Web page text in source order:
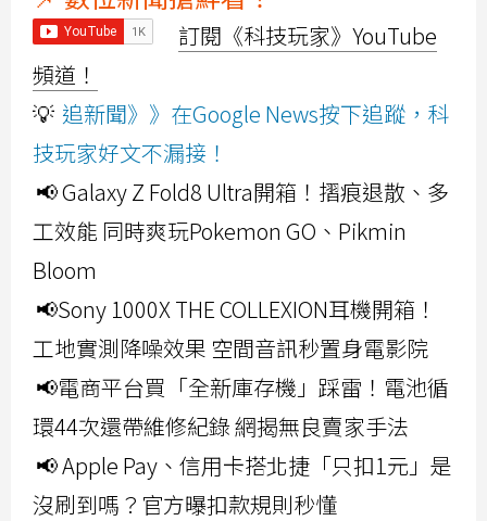
訂閱《科技玩家》YouTube
頻道！
💡 追新聞》》在Google News按下追蹤，科
技玩家好文不漏接！
📢 Galaxy Z Fold8 Ultra開箱！摺痕退散、多
工效能 同時爽玩Pokemon GO、Pikmin
Bloom
📢Sony 1000X THE COLLEXION耳機開箱！
工地實測降噪效果 空間音訊秒置身電影院
📢電商平台買「全新庫存機」踩雷！電池循
環44次還帶維修紀錄 網揭無良賣家手法
📢 Apple Pay、信用卡搭北捷「只扣1元」是
沒刷到嗎？官方曝扣款規則秒懂